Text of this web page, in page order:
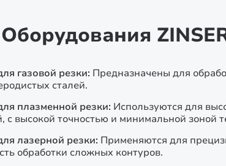
газовой резки: Предназначены для
сталей.
плазменной резки: Используются для
с высокой точностью и минимальной зоной
лазерной резки: Применяются для
обработки сложных контуров.